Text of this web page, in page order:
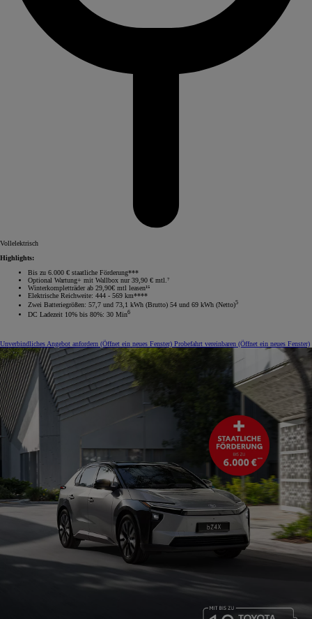
Vollelektrisch
Highlights:
Bis zu 6.000 € staatliche Förderung***
Optional Wartung+ mit Wallbox nur 39,90 € mtl.⁷
Winterkompletträder ab 29,90€ mtl leasen¹⁵
Elektrische Reichweite: 444 - 569 km****
Zwei Batteriegrößen: 57,7 und 73,1 kWh (Brutto) 54 und 69 kWh (Netto)5
DC Ladezeit 10% bis 80%: 30 Min6
Unverbindliches Angebot anfordern (Öffnet ein neues Fenster) Probefahrt vereinbaren (Öffnet ein neues Fenster)